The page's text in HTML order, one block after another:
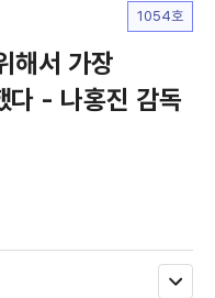
1054호
해서 가장
다 - 나홍진 감독
모